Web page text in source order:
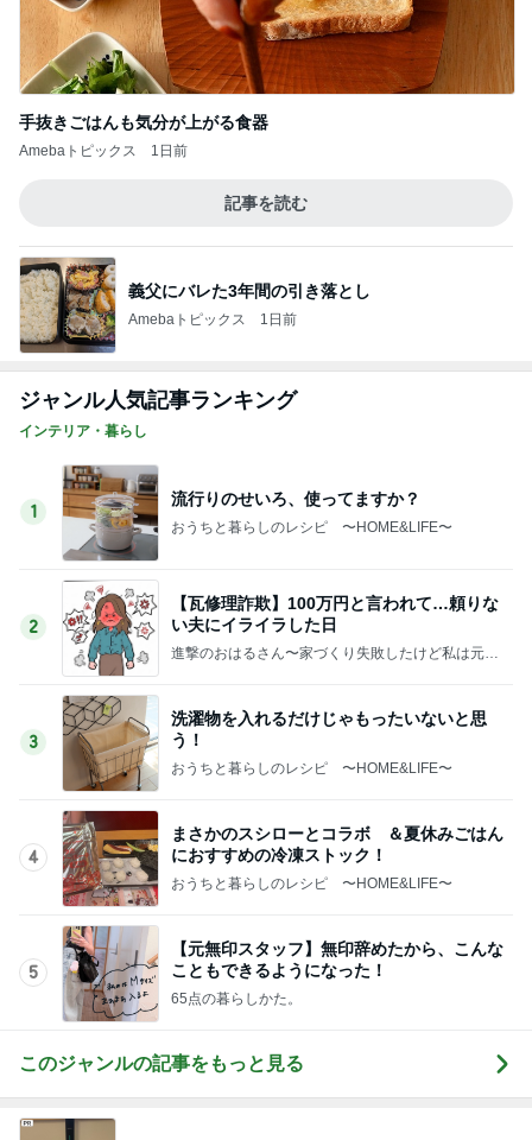
手抜きごはんも気分が上がる食器
Amebaトピックス 1日前
記事を読む
義父にバレた3年間の引き落とし
Amebaトピックス 1日前
ジャンル人気記事ランキング
インテリア・暮らし
1
流行りのせいろ、使ってますか？
おうちと暮らしのレシピ 〜HOME&LIFE〜
2
【瓦修理詐欺】100万円と言われて…頼りな
い夫にイライラした日
進撃のおはるさん〜家づくり失敗したけど私は元気
3
洗濯物を入れるだけじゃもったいないと思
う！
おうちと暮らしのレシピ 〜HOME&LIFE〜
4
まさかのスシローとコラボ ＆夏休みごはん
におすすめの冷凍ストック！
おうちと暮らしのレシピ 〜HOME&LIFE〜
5
【元無印スタッフ】無印辞めたから、こんな
こともできるようになった！
65点の暮らしかた。
このジャンルの記事をもっと見る